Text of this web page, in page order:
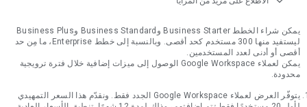
يمكن شراء الخطط Business Starter وBusiness Standard وBusiness Plus
ليستفيد منها 300 مستخدم كحد أقصى. وبالنسبة إلى خطط Enterprise، ما مِن حد
أقصى أو أدنى لعدد المستخدمين.
يمكن لعملاء Google Workspace الوصول إلى ميزات إضافية خلال فترة ترويجية
محدودة.
يتوفّر العرض لعملاء Google Workspace الجدد فقط. ونقدّم هذا السعر التمهيدي